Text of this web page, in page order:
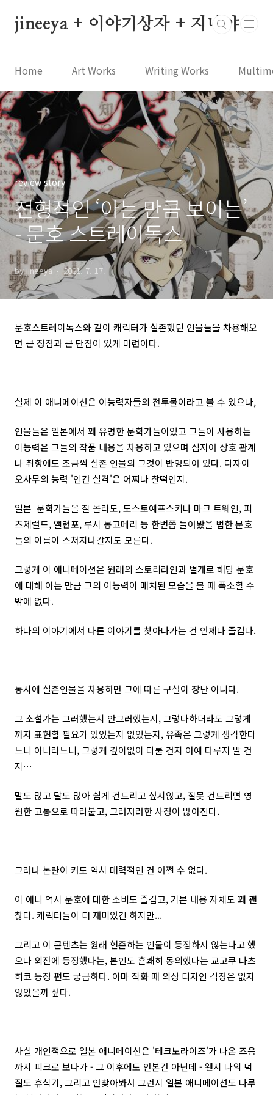
jineeya + 이야기상자 + 지니야
Home Art Works Writing Works
review story
전형적인 ‘아는 만큼 보이는’
- 문호 스트레이독스
by jineeya 2021. 7. 17.
문호스트레이독스와 같이 캐릭터가 실존했던 인물들을 차용해오
면 큰 장점과 큰 단점이 있게 마련이다.
실제 이 애니메이션은 이능력자들의 전투물이라고 볼 수 있으나,
인물들은 일본에서 꽤 유명한 문학가들이었고 그들이 사용하는
이능력은 그들의 작품 내용을 차용하고 있으며 심지어 상호 관계
나 취향에도 조금씩 실존 인물의 그것이 반영되어 있다. 다자이
오사무의 능력 '인간 실격'은 어찌나 찰떡인지.
일본 문학가들을 잘 몰라도, 도스토예프스키나 마크 트웨인, 피
츠제럴드, 앨런포, 루시 몽고메리 등 한번쯤 들어봤을 법한 문호
들의 이름이 스쳐지나갈지도 모른다.
그렇게 이 애니메이션은 원래의 스토리라인과 별개로 해당 문호
에 대해 아는 만큼 그의 이능력이 매치된 모습을 볼 때 폭소할 수
밖에 없다.
하나의 이야기에서 다른 이야기를 찾아나가는 건 언제나 즐겁다.
동시에 실존인물을 차용하면 그에 따른 구설이 장난 아니다.
그 소설가는 그러했는지 안그러했는지, 그렇다하더라도 그렇게
까지 표현할 필요가 있었는지 없었는지, 유족은 그렇게 생각한다
느니 아니라느니, 그렇게 깊이없이 다룰 건지 아예 다루지 말 건
지…
말도 많고 탈도 많아 쉽게 건드리고 싶지않고, 잘못 건드리면 영
원한 고통으로 따라붙고, 그러저러한 사정이 많아진다.
그러나 논란이 커도 역시 매력적인 건 어쩔 수 없다.
이 애니 역시 문호에 대한 소비도 즐겁고, 기본 내용 자체도 꽤 괜
찮다. 캐릭터들이 더 재미있긴 하지만...
그리고 이 콘텐츠는 원래 현존하는 인물이 등장하지 않는다고 했
으나 외전에 등장했다는, 본인도 흔쾌히 동의했다는 교고쿠 나츠
히코 등장 편도 궁금하다. 아마 작화 때 의상 디자인 걱정은 없지
않았을까 싶다.
사실 개인적으로 일본 애니메이션은 '테크노라이즈'가 나온 즈음
까지 피크로 보다가 - 그 이후에도 안본건 아닌데 - 왠지 나의 덕
질도 휴식기, 그리고 안찾아봐서 그런지 일본 애니메이션도 다루